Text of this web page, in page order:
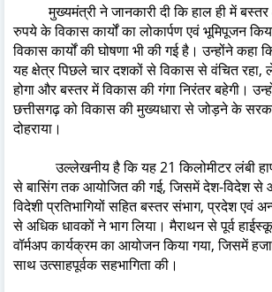
मुख्यमंत्री ने जानकारी दी कि हाल ही में बस्तर
रुपये के विकास कार्यों का लोकार्पण एवं भूमिपूजन
विकास कार्यों की घोषणा भी की गई है। उन्होंने
यह क्षेत्र पिछले चार दशकों से विकास से वंचित रहा,
होगा और बस्तर में विकास की गंगा निरंतर बहेगी।
छत्तीसगढ़ को विकास की मुख्यधारा से जोड़ने के
दोहराया।
उल्लेखनीय है कि यह 21 किलोमीटर लंबी हाफ
से बासिंग तक आयोजित की गई, जिसमें देश-विदेश
विदेशी प्रतिभागियों सहित बस्तर संभाग, प्रदेश एवं
से अधिक धावकों ने भाग लिया। मैराथन से पूर्व
वॉर्मअप कार्यक्रम का आयोजन किया गया, जिसमें
साथ उत्साहपूर्वक सहभागिता की।